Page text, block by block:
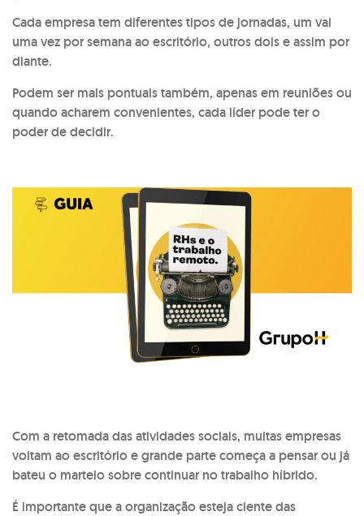
Cada empresa tem diferentes tipos de jornadas, um vai
uma vez por semana ao escritório, outros dois e assim por
diante.
Podem ser mais pontuais também, apenas em reuniões ou
quando acharem convenientes, cada líder pode ter o
poder de decidir.
Com a retomada das atividades sociais, muitas empresas
voltam ao escritório e grande parte começa a pensar ou já
bateu o martelo sobre continuar no trabalho híbrido.
É importante que a organização esteja ciente das